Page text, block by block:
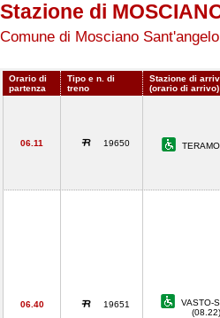
Stazione di
Comune di Mosciano Sant'angelo
Orario di
partenza
Tipo e n. di
treno
Stazione di
(orario di arrivo)
06.11 19650
06.40 19651
VASTO-
(08.22)